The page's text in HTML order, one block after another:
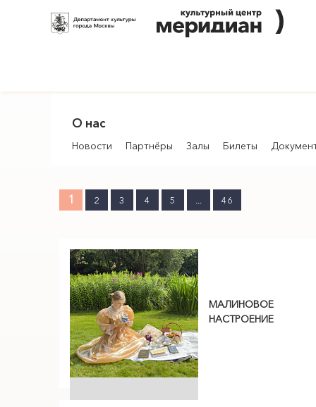
ПОИСК ПО МЕРОПРИЯТИЯМ
О нас
Новости Партнёры Залы Билеты
1 2 3 4 5 46
МАЛИНОВОЕ
НАСТРОЕНИЕ